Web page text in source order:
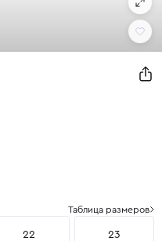
Таблица размеров
22 23